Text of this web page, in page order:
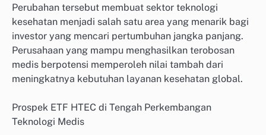
Perubahan tersebut membuat sektor teknologi
kesehatan menjadi salah satu area yang menarik bagi
investor yang mencari pertumbuhan jangka panjang.
Perusahaan yang mampu menghasilkan terobosan
medis berpotensi memperoleh nilai tambah dari
meningkatnya kebutuhan layanan kesehatan global.
Prospek ETF HTEC di Tengah Perkembangan
Teknologi Medis